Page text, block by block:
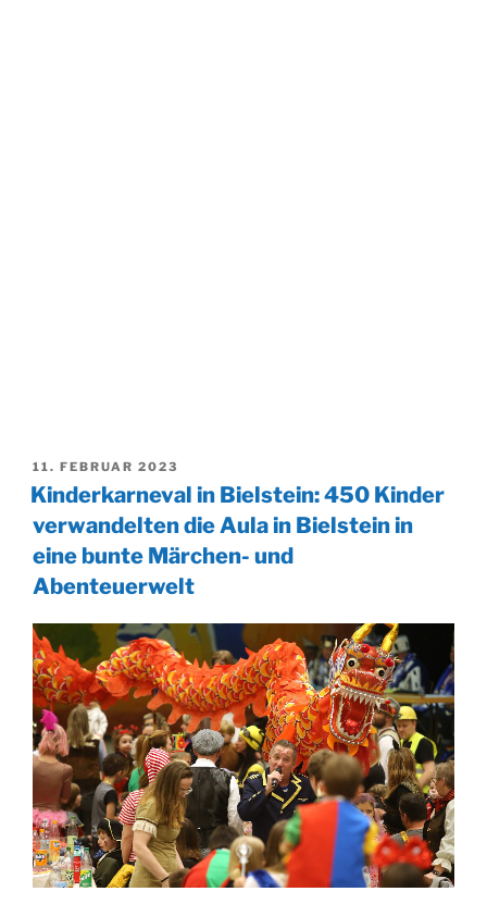
VERÖFFENTLICHT
AM
11. FEBRUAR 2023
Kinderkarneval in Bielstein: 450 Kinder
verwandelten die Aula in Bielstein in
eine bunte Märchen- und
Abenteuerwelt